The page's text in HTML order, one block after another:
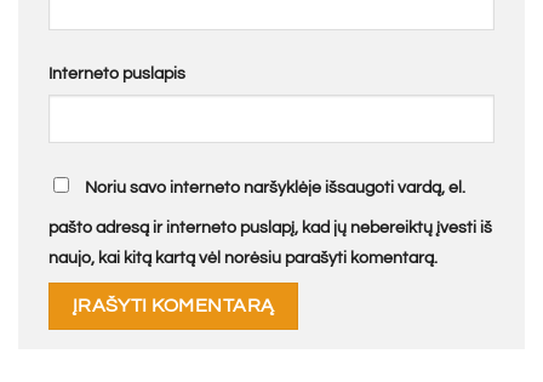
Interneto puslapis
Noriu savo interneto naršyklėje išsaugoti vardą, el.
pašto adresą ir interneto puslapį, kad jų nebereiktų įvesti iš
naujo, kai kitą kartą vėl norėsiu parašyti komentarą.